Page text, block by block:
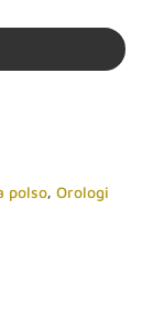
polso, Orologi